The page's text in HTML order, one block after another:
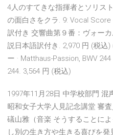
4人のすてきな指揮者とソリス
の面白さをクラ. 9: Vocal
訳付き 交響曲第９番：ヴォー
説日本語訳付き. 2,970 円 (税込
ー · Matthaus-Passion, BWV
244. 3,564 円 (税込)
1997年11月28日 中学校部門 混
昭和女子大学人見記念講堂 審
礒山雅（音楽 そうすることに
し別の生き方や生きる喜びを